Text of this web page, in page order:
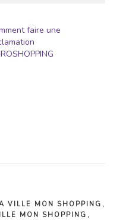
faire une
VILLE MON SHOPPING ,
MON SHOPPING ,